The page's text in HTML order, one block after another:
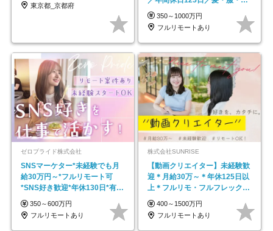
東京都_京都府
イル自由／研修充実で安心
350～1000万円
フルリモートあり
ゼロプライド株式会社
SNSマーケター*未経験でも月
給30万円～*フルリモート可
*SNS好き歓迎*年休130日*有休
取得率100%
350～600万円
フルリモートあり
株式会社SUNRISE
【動画クリエイター】未経験歓
迎＊月給30万～＊年休125日以
上＊フルリモ・フルフレックス
◆10名の採用が決定◆
400～1500万円
フルリモートあり